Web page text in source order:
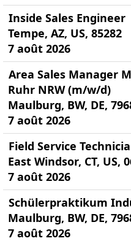
Inside Sales Engineer
Tempe, AZ, US, 85282
7 août 2026
Area Sales Manager
Ruhr NRW (m/w/d)
Maulburg, BW, DE,
7 août 2026
Field Service
East Windsor, CT, US,
7 août 2026
Schülerpraktikum
Maulburg, BW, DE,
7 août 2026